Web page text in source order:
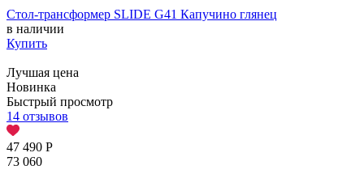
Стол-трансформер SLIDE G41 Капучино глянец
в наличии
Купить
Лучшая цена
Новинка
Быстрый просмотр
14 отзывов
47 490 Р
73 060